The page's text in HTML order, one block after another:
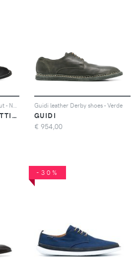
AMI ALEXANDRE MATTIUSSI
Guidi leather Derby shoes - Verde
GUIDI
€ 954,00
-30%